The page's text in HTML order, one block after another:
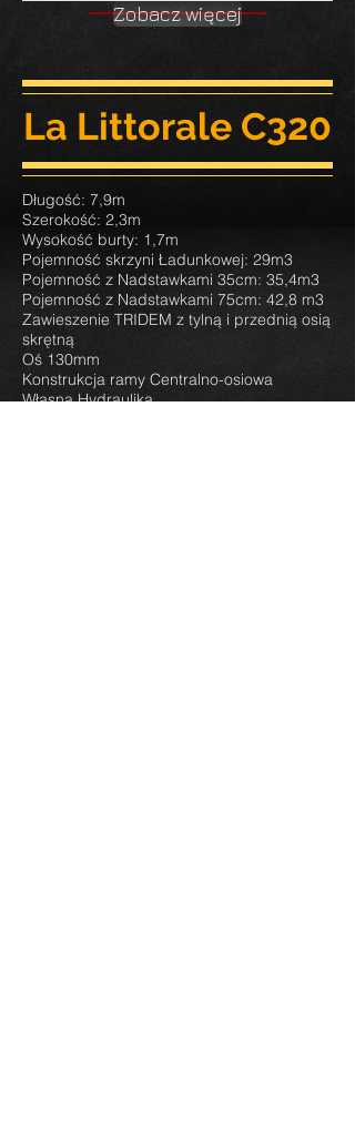
Zobacz więcej
La Littorale C320
Długość: 7,9m
Szerokość: 2,3m
Wysokość burty: 1,7m
Pojemność skrzyni Ładunkowej: 29m3
Pojemność z Nadstawkami 35cm: 35,4m3
Pojemność z Nadstawkami 75cm: 42,8 m3
Zawieszenie TRIDEM z tylną i przednią osią
skrętną
Oś 130mm
Konstrukcja ramy Centralno-osiowa
Własna Hydraulika